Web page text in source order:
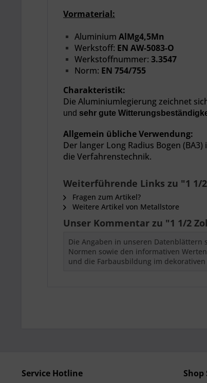
Vormaterial:
Aluminium AlMg4,5Mn
Werkstoff: EN AW-5083-O
Werkstoffnummer: 3.3547
Norm: EN 754/755
Charakteristik:
Die Aluminiumlegierung zeichnet
und sehr gute
Allgemein übliche Verwendung:
Der langer Long Radius Bogen
die Verfahrenstechnik.
Weiterführende Links zu "1 1/2
Fragen zum Artikel?
Weitere Artikel von Metallstore
Unser Kommentar zu "1 1/2
Die Angaben in unseren Datenblättern
Normen sowie den informativen
und die Farbausbildung im
Service Hotline Shop